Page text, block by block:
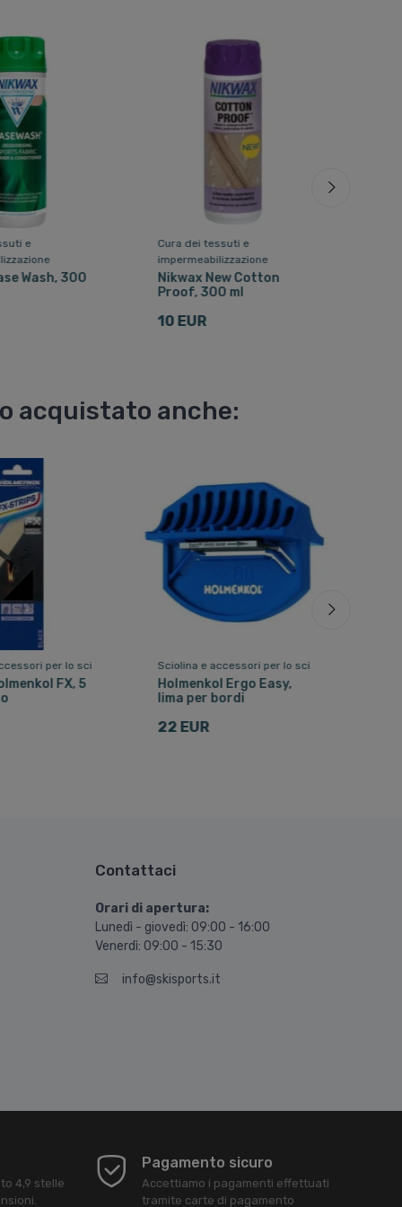
e
Wash, 300
Cura dei tessuti e
impermeabilizzazione
Nikwax New Cotton
Proof, 300 ml
10 EUR
acquistato anche:
per lo sci
FX, 5
Sciolina e accessori per lo sci
Holmenkol Ergo Easy,
lima per bordi
22 EUR
Contattaci
Orari di apertura:
Lunedì - giovedì: 09:00 - 16:00
Venerdì: 09:00 - 15:30
info@skisports.it
4,9 stelle
Pagamento sicuro
Accettiamo i pagamenti effettuati
tramite carte di pagamento